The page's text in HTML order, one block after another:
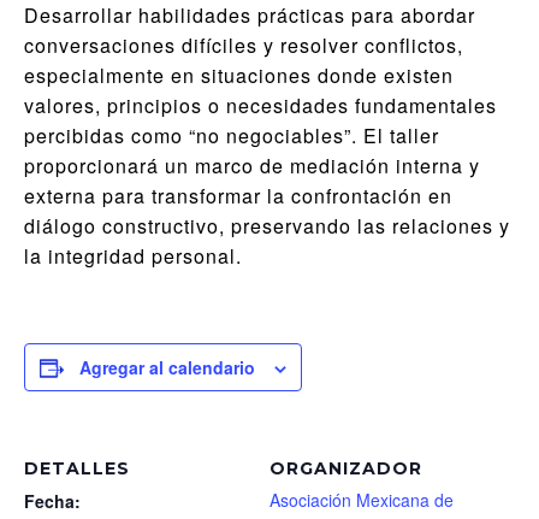
Desarrollar habilidades prácticas para abordar
conversaciones difíciles y resolver conflictos,
especialmente en situaciones donde existen
valores, principios o necesidades fundamentales
percibidas como “no negociables”. El taller
proporcionará un marco de mediación interna y
externa para transformar la confrontación en
diálogo constructivo, preservando las relaciones y
la integridad personal.
Agregar al calendario
DETALLES
Fecha:
ORGANIZADOR
Asociación Mexicana de